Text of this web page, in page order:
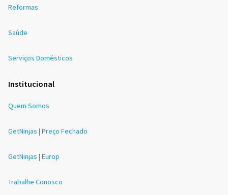
Reformas
Saúde
Serviços Domésticos
Institucional
Quem Somos
GetNinjas | Preço Fechado
GetNinjas | Europ
Trabalhe Conosco